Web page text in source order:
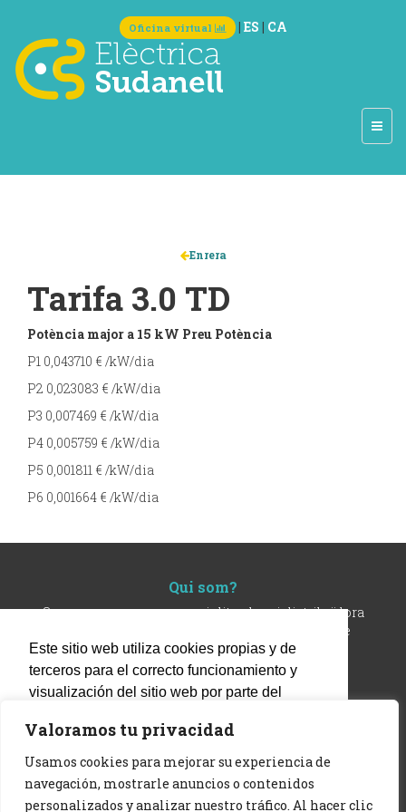
Este sitio web utiliza cookies propias y de
terceros para el correcto funcionamiento y
visualización del sitio web por parte del
tal y como se recoge en la política de
cookies en la columna 'finalidad'. Si continúa
navegando, consideramos que acepta su
uso. Puede cambiar la configuración u
Valoramos tu privacidad
Usamos cookies para mejorar su experiencia de
navegación, mostrarle anuncios o contenidos
personalizados y analizar nuestro tráfico. Al hacer clic
Oficina virtual | ES | CA
Enrera
Tarifa 3.0 TD
Potència major a 15 kW Preu Potència
P1 0,043710 € /kW/dia
P2 0,023083 € /kW/dia
P3 0,007469 € /kW/dia
P4 0,005759 € /kW/dia
P5 0,001811 € /kW/dia
P6 0,001664 € /kW/dia
Qui som?
Som una empresa comercialitzadora i distribuïdora
d'energia elèctrica dins del terme municipal de
Sudanell
Accessos directes
900 103 648|
621 623 693
electrica@sudanell.cat
Plaça de l’Ajuntament | 4, Sudanell - 25173